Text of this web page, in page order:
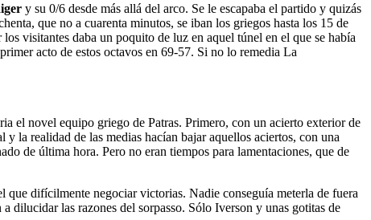
y su 0/6 desde más allá del arco. Se le escapaba el partido y quizás
que no a cuarenta minutos, se iban los griegos hasta los 15 de
visitantes daba un poquito de luz en aquel túnel en el que se había
acto de estos octavos en 69-57. Si no lo remedia La
el novel equipo griego de Patras. Primero, con un acierto exterior de
la realidad de las medias hacían bajar aquellos aciertos, con una
de última hora. Pero no eran tiempos para lamentaciones, que de
que difícilmente negociar victorias. Nadie conseguía meterla de fuera
dilucidar las razones del sorpasso. Sólo Iverson y unas gotitas de